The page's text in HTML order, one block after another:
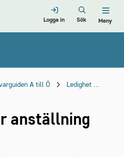
Logga in Sök Meny
A till Ö Ledighet
anställning